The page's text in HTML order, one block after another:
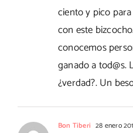
ciento y pico
con este
conocemos
ganado a tod@s.
¿verdad?. Un
Bon Tiberi 28 enero